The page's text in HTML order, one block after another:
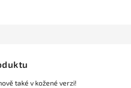
také v kožené verzi!